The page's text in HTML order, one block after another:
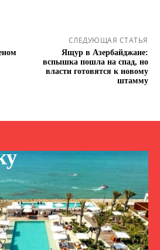
СЛЕДУЮЩАЯ СТАТЬЯ
Ящур в Азербайджане:
вспышка пошла на спад, но
власти готовятся к новому
штамму